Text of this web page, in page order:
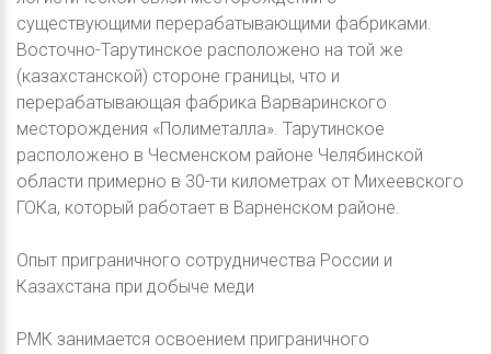
существующими перерабатывающими фабриками.
Восточно-Тарутинское расположено на той же
(казахстанской) стороне границы, что и
перерабатывающая фабрика Варваринского
месторождения «Полиметалла». Тарутинское
расположено в Чесменском районе Челябинской
области примерно в 30-ти километрах от Михеевского
ГОКа, который работает в Варненском районе.
Опыт приграничного сотрудничества России и
Казахстана при добыче меди
РМК занимается освоением приграничного